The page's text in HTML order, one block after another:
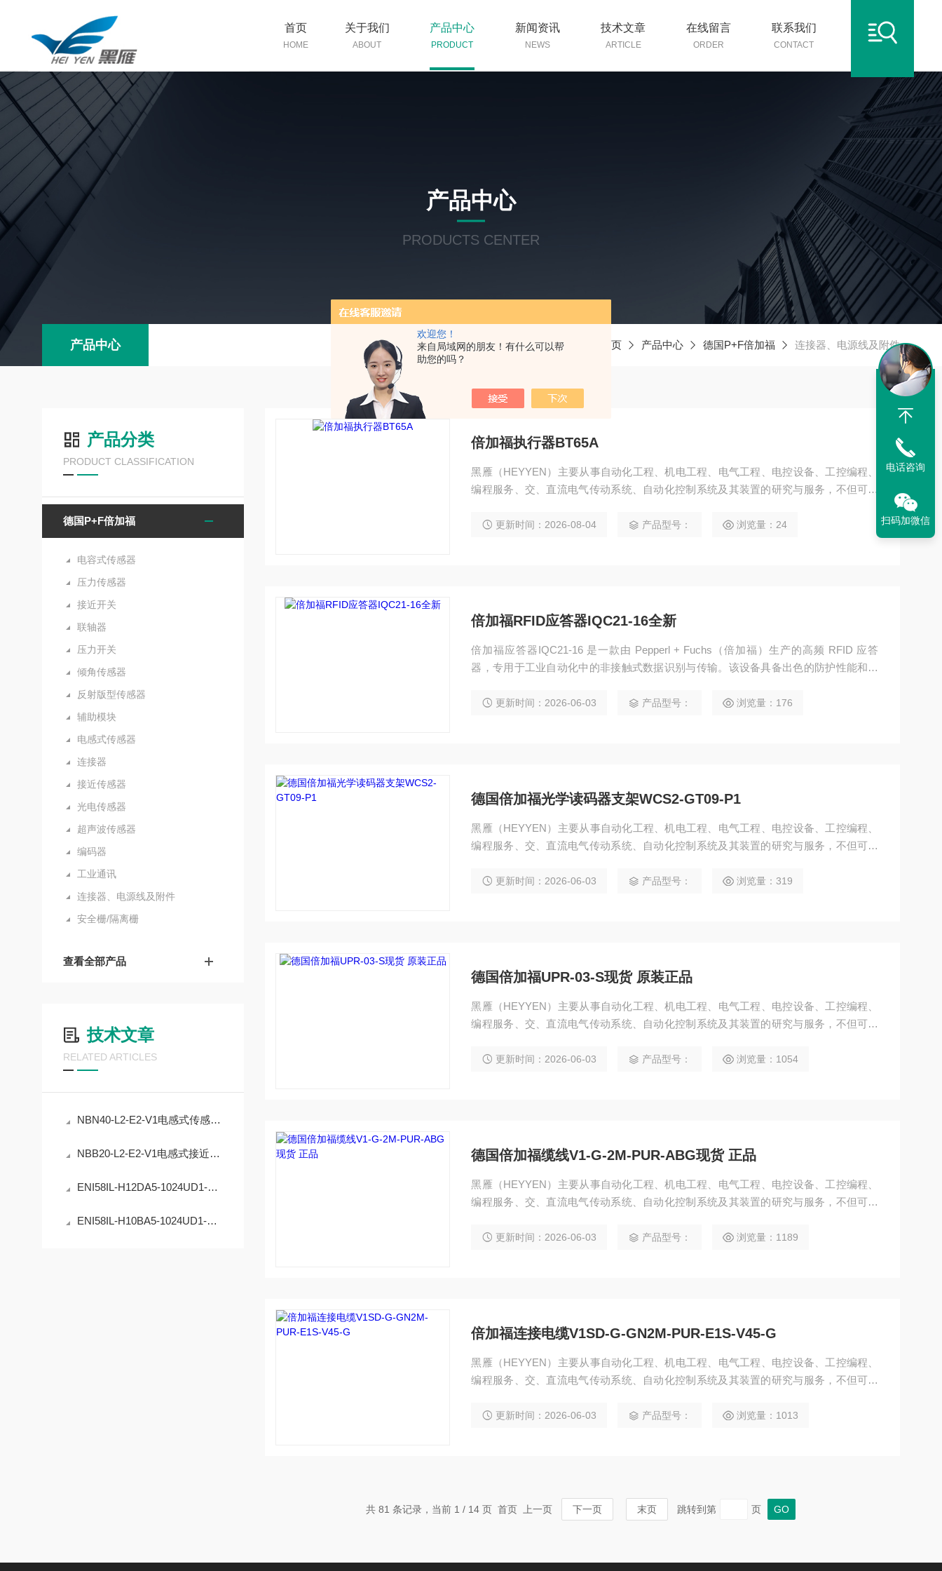
欢迎您！
来自局域网的朋友！有什么可以帮
助您的吗？
首页
HOME
关于我们
ABOUT
产品中心
PRODUCT
新闻资讯
NEWS
技术文章
ARTICLE
在线留言
ORDER
联系我们
CONTACT
产品中心
PRODUCTS CENTER
产品中心 当前位置： 首页 产品中心 德国P+F倍加福 连接器、电源线及附件
产品分类
PRODUCT CLASSIFICATION
德国P+F倍加福
电容式传感器
压力传感器
接近开关
联轴器
压力开关
倾角传感器
反射版型传感器
辅助模块
电感式传感器
连接器
接近传感器
光电传感器
超声波传感器
编码器
工业通讯
连接器、电源线及附件
安全栅/隔离栅
查看全部产品
技术文章
RELATED ARTICLES
NBN40-L2-E2-V1电感式传感器的精度稳定性提升
NBB20-L2-E2-V1电感式接近开关的工业自动化应用
ENI58IL-H12DA5-1024UD1-RC1编码器在工业定位中的应用
ENI58IL-H10BA5-1024UD1-RC1编码器的原理与应用
倍加福执行器BT65A
黑雁（HEYYEN）主要从事自动化工程、机电工程、电气工程、电控设备、工控编程、
编程服务、交、直流电气传动系统、自动化控制系统及其装置的研究与服务，不但可以
控设备。 服务行业涉及冶金、石油、化工、纺织、食品、电力、环保、印刷、造纸及科
更新时间：2026-08-04 产品型号： 浏览量：24
倍加福RFID应答器IQC21-16全新
倍加福应答器IQC21-16‌ 是一款由 Pepperl + Fuchs（倍加福）生产的高频 RFID 应答
器，专用于工业自动化中的非接触式数据识别与传输。该设备具备出色的防护性能和稳
更新时间：2026-06-03 产品型号： 浏览量：176
德国倍加福光学读码器支架WCS2-GT09-P1
黑雁（HEYYEN）主要从事自动化工程、机电工程、电气工程、电控设备、工控编程、
编程服务、交、直流电气传动系统、自动化控制系统及其装置的研究与服务，不但可以
控设备 服务行业涉及冶金、石油、化工、纺织、食品 德国倍加福光学读码器支架WCS2-
更新时间：2026-06-03 产品型号： 浏览量：319
德国倍加福UPR-03-S现货 原装正品
黑雁（HEYYEN）主要从事自动化工程、机电工程、电气工程、电控设备、工控编程、
编程服务、交、直流电气传动系统、自动化控制系统及其装置的研究与服务，不但可以
化电控设备。 服务行业涉及冶金、石油、化工、纺织、食品、制药、电力、环保、印
更新时间：2026-06-03 产品型号： 浏览量：1054
德国倍加福缆线V1-G-2M-PUR-ABG现货 正品
黑雁（HEYYEN）主要从事自动化工程、机电工程、电气工程、电控设备、工控编程、
编程服务、交、直流电气传动系统、自动化控制系统及其装置的研究与服务，不但可以
化电控设备。 服务行业涉及冶金、石油、化工、纺织、食品、制药、电力、环保、印
更新时间：2026-06-03 产品型号： 浏览量：1189
倍加福连接电缆V1SD-G-GN2M-PUR-E1S-V45-G
黑雁（HEYYEN）主要从事自动化工程、机电工程、电气工程、电控设备、工控编程、
编程服务、交、直流电气传动系统、自动化控制系统及其装置的研究与服务，不但可以
化电控设备。 倍加福连接电缆V1SD-G-GN2M-PUR-E1S-V45-G
更新时间：2026-06-03 产品型号： 浏览量：1013
共 81 条记录，当前 1 / 14 页 首页 上一页 下一页 末页 跳转到第 页
电话咨询
扫码加微信